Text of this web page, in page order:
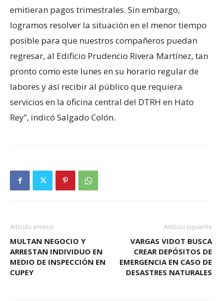
emitieran pagos trimestrales. Sin embargo,
logramos resolver la situación en el menor tiempo
posible para que nuestros compañeros puedan
regresar, al Edificio Prudencio Rivera Martínez, tan
pronto como este lunes en su horario regular de
labores y así recibir al público que requiera
servicios en la oficina central del DTRH en Hato
Rey”, indicó Salgado Colón.
Artículo anterior
MULTAN NEGOCIO Y
ARRESTAN INDIVIDUO EN
MEDIO DE INSPECCIÓN EN
CUPEY
Artículo siguiente
VARGAS VIDOT BUSCA
CREAR DEPÓSITOS DE
EMERGENCIA EN CASO DE
DESASTRES NATURALES